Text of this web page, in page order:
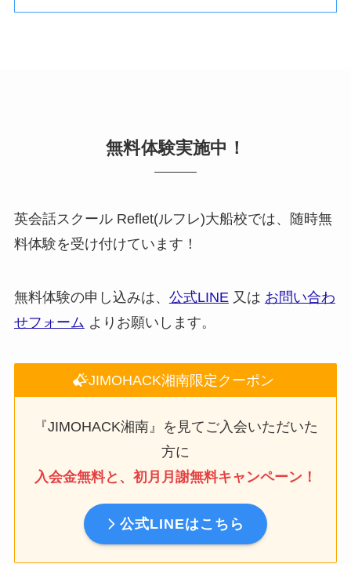
無料体験実施中！
英会話スクール Reflet(ルフレ)大船校では、随時無
料体験を受け付けています！
無料体験の申し込みは、 公式LINE 又は お問い合わ
せフォーム よりお願いします。
JIMOHACK湘南限定クーポン
『JIMOHACK湘南』を見てご入会いただいた
方に
入会金無料と、初月月謝無料キャンペーン！
公式LINEはこちら